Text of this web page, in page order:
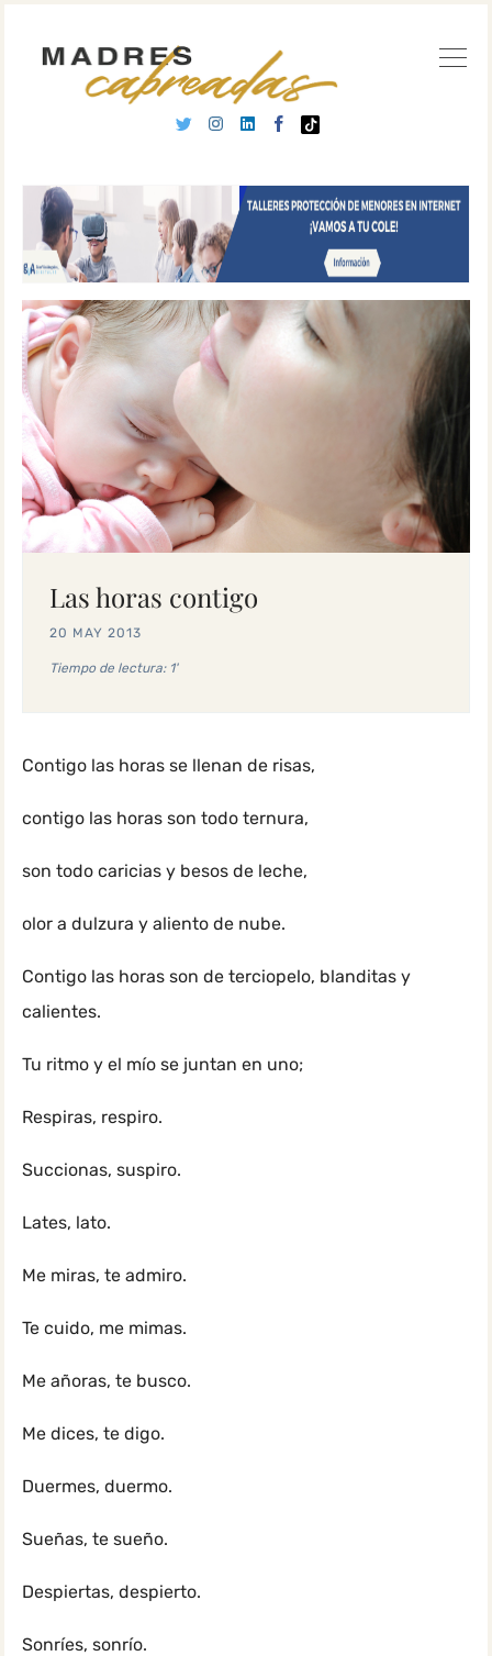
Las horas contigo
20 MAY 2013
Tiempo de lectura: 1'
Contigo las horas se llenan de risas,
contigo las horas son todo ternura,
son todo caricias y besos de leche,
olor a dulzura y aliento de nube.
Contigo las horas son de terciopelo, blanditas y
calientes.
Tu ritmo y el mío se juntan en uno;
Respiras, respiro.
Succionas, suspiro.
Lates, lato.
Me miras, te admiro.
Te cuido, me mimas.
Me añoras, te busco.
Me dices, te digo.
Duermes, duermo.
Sueñas, te sueño.
Despiertas, despierto.
Sonríes, sonrío.